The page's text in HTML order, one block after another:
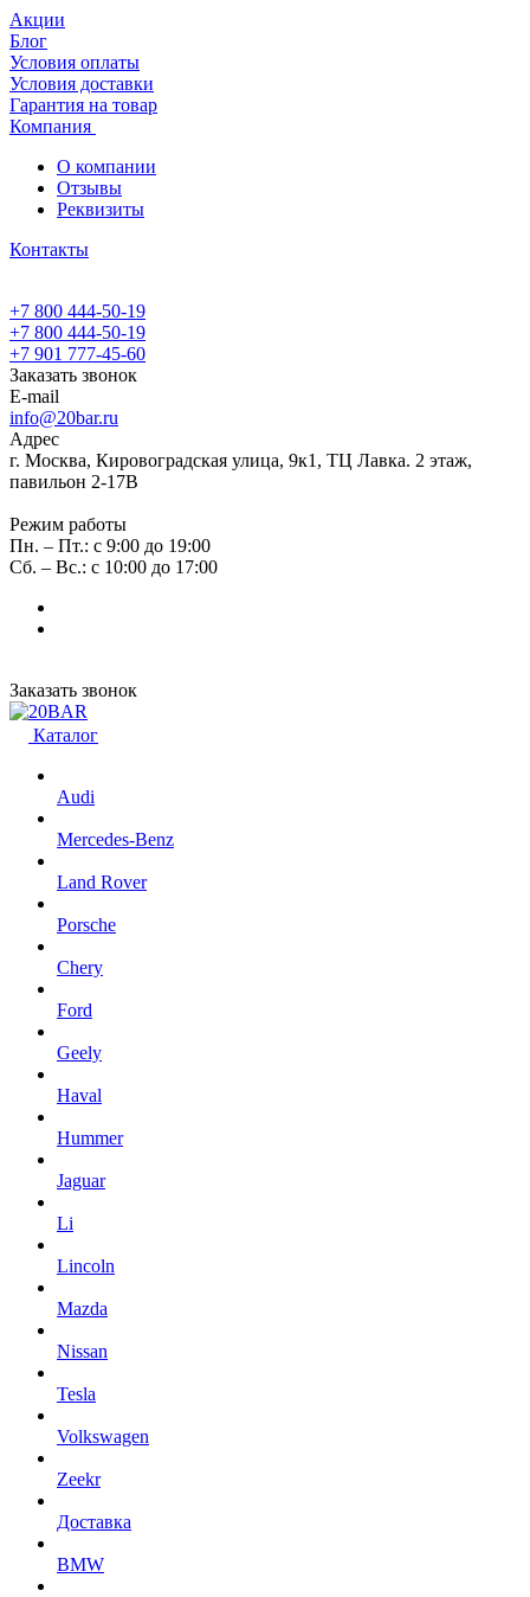
Акции
Блог
Условия оплаты
Условия доставки
Гарантия на товар
Компания
О компании
Отзывы
Реквизиты
Контакты
+7 800 444-50-19
+7 800 444-50-19
+7 901 777-45-60
Заказать звонок
E-mail
info@20bar.ru
Адрес
г. Москва, Кировоградская улица, 9к1, ТЦ Лавка. 2 этаж,
павильон 2-17В
Режим работы
Пн. – Пт.: с 9:00 до 19:00
Сб. – Вс.: с 10:00 до 17:00
Заказать звонок
Каталог
Audi
Mercedes-Benz
Land Rover
Porsche
Chery
Ford
Geely
Haval
Hummer
Jaguar
Li
Lincoln
Mazda
Nissan
Tesla
Volkswagen
Zeekr
Доставка
BMW